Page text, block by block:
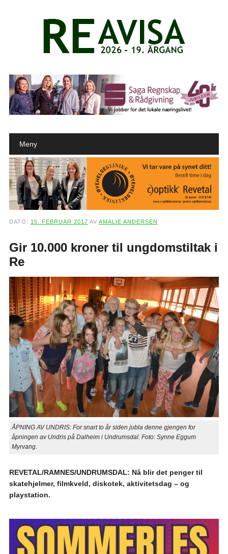
Main menu
Meny
DATO: 15. FEBRUAR 2017 AV AMALIE ANDERSEN
Gir 10.000 kroner til ungdomstiltak i
Re
ÅPNING AV UNDRIS: For snart to år siden jubla denne gjengen for
åpningen av Undris på Dalheim i Undrumsdal. Foto: Synne Eggum
Myrvang.
REVETAL/RAMNES/UNDRUMSDAL: Nå blir det penger til
skatehjelmer, filmkveld, diskotek, aktivitetsdag – og
playstation.